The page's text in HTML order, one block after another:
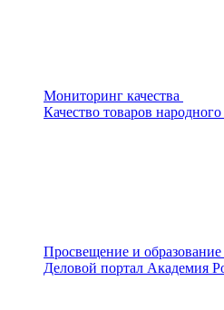
Мониторинг качества
Качество товаров
Просвещение и образование
Деловой портал Академия